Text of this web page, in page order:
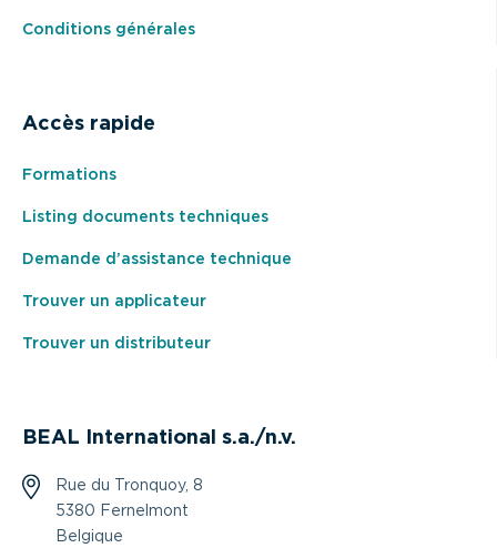
Conditions générales
Accès rapide
Formations
Listing documents techniques
Demande d’assistance technique
Trouver un applicateur
Trouver un distributeur
BEAL International s.a./n.v.
Rue du Tronquoy, 8
5380 Fernelmont
Belgique